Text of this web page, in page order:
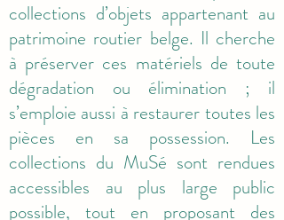
collections d’objets appartenant au
patrimoine routier belge. Il cherche
à préserver ces matériels de toute
dégradation ou élimination ; il
s’emploie aussi à restaurer toutes les
pièces en sa possession. Les
collections du MuSé sont rendues
accessibles au plus large public
possible, tout en proposant des